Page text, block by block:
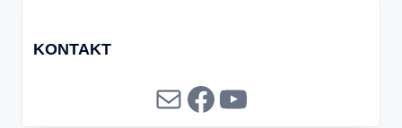
KONTAKT
MailFacebook
YouTube